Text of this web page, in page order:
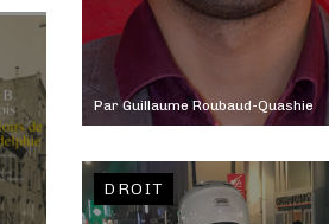
Par Guillaume Roubaud-Quashie
DROIT